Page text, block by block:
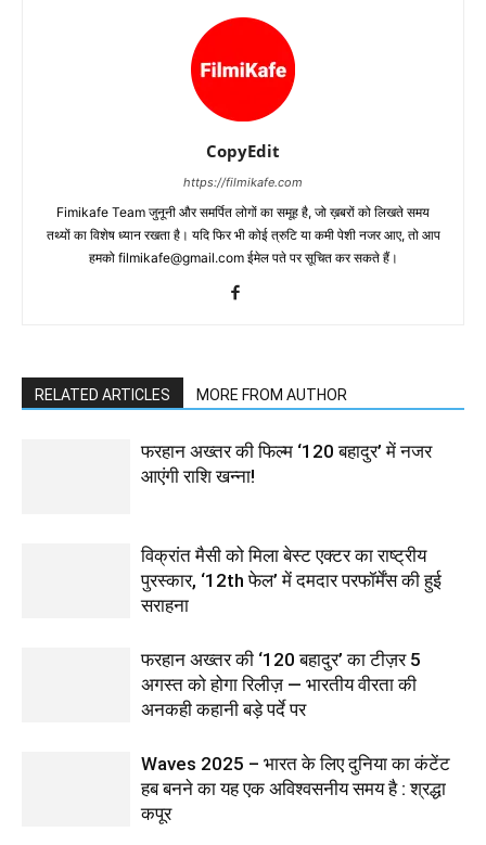
CopyEdit
https://filmikafe.com
Fimikafe Team जुनूनी और समर्पित लोगों का समूह है, जो ख़बरों को लिखते समय
तथ्‍यों का विशेष ध्‍यान रखता है। यदि फिर भी कोई त्रुटि या कमी पेशी नजर आए, तो आप
हमको filmikafe@gmail.com ईमेल पते पर सूचित कर सकते हैं।
RELATED ARTICLES MORE FROM AUTHOR
फरहान अख्तर की फिल्म ‘120 बहादुर’ में नजर
आएंगी राशि खन्ना!
विक्रांत मैसी को मिला बेस्ट एक्टर का राष्ट्रीय
पुरस्कार, ‘12th फेल’ में दमदार परफॉर्मेंस की हुई
सराहना
फरहान अख्तर की ‘120 बहादुर’ का टीज़र 5
अगस्त को होगा रिलीज़ — भारतीय वीरता की
अनकही कहानी बड़े पर्दे पर
Waves 2025 – भारत के लिए दुनिया का कंटेंट
हब बनने का यह एक अविश्वसनीय समय है : श्रद्धा
कपूर